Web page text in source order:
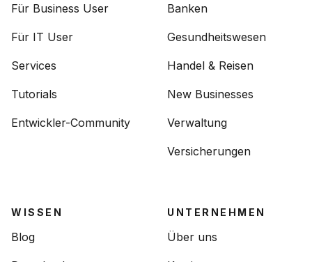
Für Business User
Für IT User
Services
Tutorials
Entwickler-Community
Banken
Gesundheitswesen
Handel & Reisen
New Businesses
Verwaltung
Versicherungen
WISSEN
Blog
UNTERNEHMEN
Über uns